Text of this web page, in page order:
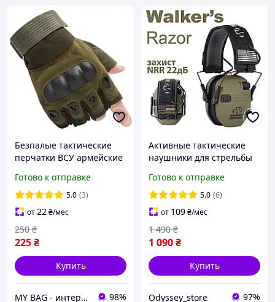
Безпалые тактические
перчатки ВСУ армейские
военные перчатки
летние без пальцев
Готово к отправке
5.0 (3)
от22₴/мес
225₴
250 ₴
Купить
MY BAG - интернет магазин сумок, чемоданов и аксессуаров 98%
Активные тактические
наушники для стрельбы
Готово к отправке
5.0 (6)
от 109₴/мес
1 090₴
1 490 ₴
Купить
Odyssey_store 97%